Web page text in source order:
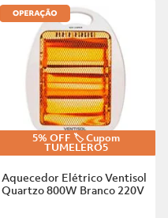
5% OFF 🏷️ Cupom
TUMELERO5
Aquecedor Elétrico Ventisol
Quartzo 800W Branco 220V